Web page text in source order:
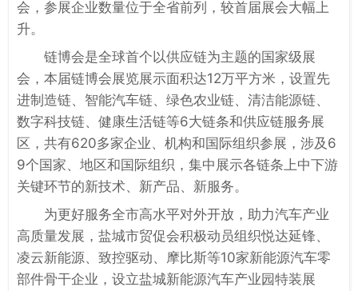
会，参展企业数量位于全省前列，较首届展会大幅上
升。
链博会是全球首个以供应链为主题的国家级展
会，本届链博会展览展示面积达12万平方米，设置先
进制造链、智能汽车链、绿色农业链、清洁能源链、
数字科技链、健康生活链等6大链条和供应链服务展
区，共有620多家企业、机构和国际组织参展，涉及6
9个国家、地区和国际组织，集中展示各链条上中下游
关键环节的新技术、新产品、新服务。
为更好服务全市高水平对外开放，助力汽车产业
高质量发展，盐城市贸促会积极动员组织悦达延锋、
凌云新能源、致控驱动、摩比斯等10家新能源汽车零
部件骨干企业，设立盐城新能源汽车产业园特装展